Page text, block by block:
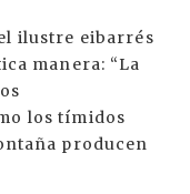
ilustre eibarrés
manera: “La
los tímidos
producen